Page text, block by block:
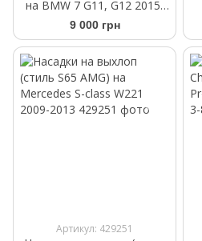
на BMW 7 G11, G12 2015-
2019
9 000 грн
Артикул: 429251